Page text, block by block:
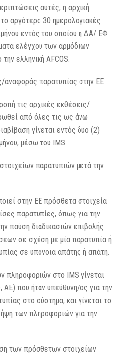
αυτές, η αρχική
αργότερο 30 ημερολογιακές
εντός του οποίου η ΔΑ/ ΕΦ
ελέγχου των αρμόδιων
ελληνική AFCOS.
αναφοράς παρατυπίας στην ΕΕ
τις αρχικές εκθέσεις/
από όλες τις ως άνω
γίνεται εντός δυο (2)
μέσω του IMS.
παρατυπιών μετά την
στην ΕΕ πρόσθετα στοιχεία
παρατυπίες, όπως για την
παύση διαδικασιών επιβολής
σε σχέση με μία παρατυπία ή
σε υπόνοια απάτης ή απάτη.
πληροφοριών στο IMS γίνεται
που ήταν υπεύθυνη/ος για την
στο σύστημα, και γίνεται το
των πληροφοριών για την
των πρόσθετων στοιχείων